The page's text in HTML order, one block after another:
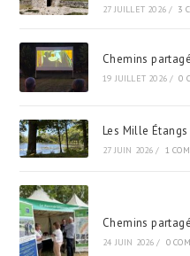
27 JUILLET 2026 / 3
Chemins
19 JUILLET 2026 / 0
Les Mille
27 JUIN 2026 / 1
Chemins
24 JUIN 2026 / 0